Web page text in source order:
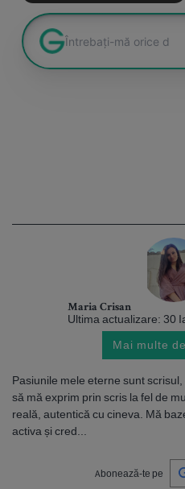
Maria Crisan
Ultima actualizare: 30
Mai multe
Pasiunile mele eterne sunt
să mă exprim prin scris la fel de
reală, autentică cu cineva. Mă
activa și cred...
Abonează-te pe